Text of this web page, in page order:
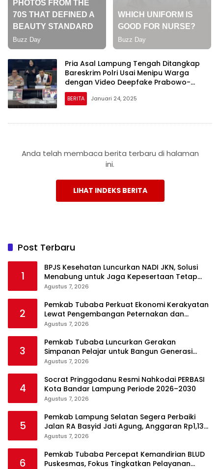
Pria Asal Lampung Tengah Ditangkap
Bareskrim Polri Usai Menipu Warga
dengan Video Deepfake Prabowo-
Gibran
BERITA Januari 24, 2025
Anda telah membaca berita terbaru di halaman
ini.
LIHAT INDEKS BERITA
Post Terbaru
1
BPJS Kesehatan Luncurkan NADI JKN, Solusi
Menabung untuk Jaga Kepesertaan Tetap
Aktif
Agustus 7, 2026
2
Pemkab Tubaba Perkuat Ekonomi Kerakyatan
Lewat Pengembangan Peternakan dan
Penyaluran KUR
Agustus 7, 2026
3
Pemkab Tubaba Luncurkan Gerakan
Simpanan Pelajar untuk Bangun Generasi
Cerdas Sejak Dini
Agustus 7, 2026
4
Socrat Pringgodanu Resmi Nahkodai PERBASI
Kota Bandar Lampung Periode 2026–2030
Agustus 7, 2026
5
Pemkab Lampung Selatan Segera Perbaiki
Jalan RA Basyid Jati Agung, Anggaran Rp1,13
Miliar Disiapkan
Agustus 7, 2026
6
Pemkab Tubaba Percepat Kemandirian BLUD
Puskesmas, Fokus Tingkatkan Pelayanan